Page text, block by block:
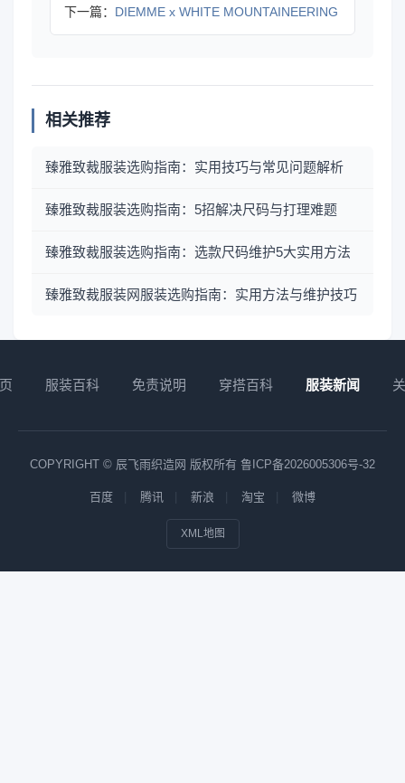
下一篇： DIEMME x WHITE MOUNTAINEERING
相关推荐
臻雅致裁服装选购指南：实用技巧与常见问题解析
臻雅致裁服装选购指南：5招解决尺码与打理难题
臻雅致裁服装选购指南：选款尺码维护5大实用方法
臻雅致裁服装网服装选购指南：实用方法与维护技巧
服装百科 免责说明 穿搭百科 服装新闻
COPYRIGHT © 辰飞雨织造网 版权所有 鲁ICP备2026005306号-32
百度 腾讯 新浪 淘宝 微博
XML地图